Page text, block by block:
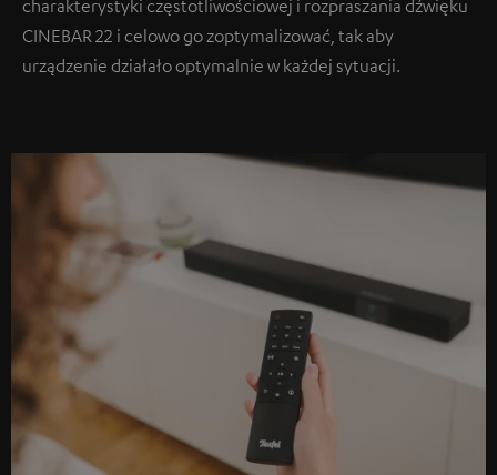
charakterystyki częstotliwościowej i rozpraszania dźwięku
CINEBAR 22 i celowo go zoptymalizować, tak aby
urządzenie działało optymalnie w każdej sytuacji.